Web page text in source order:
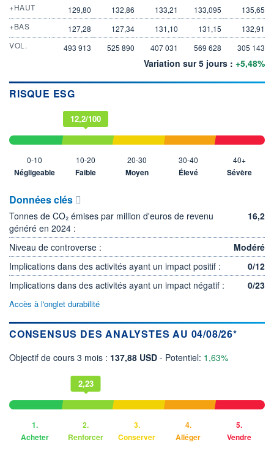
+HAUT
129,80 132,86 133,21 133,095
135,65
+BAS
127,28 127,34 131,10 131,15
132,91
VOL.
493 913 525 890 407 031 569 628 305 143
Variation sur 5 jours : +5,48%
RISQUE ESG
0-10
Négligeable
12,2/100
10-20
Faible
20-30
Moyen
30-40
Élevé
40+
Sévère
Données clés
Tonnes de CO₂ émises par million d'euros de revenu
généré en 2024 :
16,2
Niveau de controverse :
Modéré
Implications dans des activités ayant un impact positif :
0/12
Implications dans des activités ayant un impact négatif :
0/23
Accès à l'onglet durabilité
CONSENSUS DES ANALYSTES AU 04/08/26*
Objectif de cours 3 mois : 137,88 USD - Potentiel: 1,63%
1.
Acheter
2,23
2.
Renforcer
3.
Conserver
4.
Alléger
5.
Vendre